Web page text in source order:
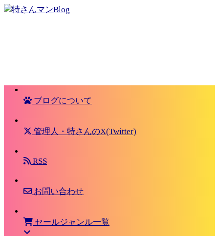
ブログについて
管理人・特さんのX(Twitter)
RSS
お問い合わせ
セールジャンル一覧